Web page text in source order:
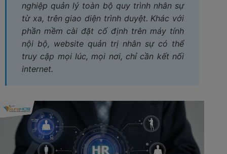
nghiệp quản lý toàn bộ quy trình nhân sự
từ xa, trên giao diện trình duyệt. Khác với
phần mềm cài đặt cố định trên máy tính
nội bộ, website quản trị nhân sự có thể
truy cập mọi lúc, mọi nơi, chỉ cần kết nối
internet.